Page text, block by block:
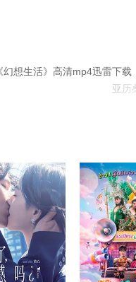
亚历
想生活》高清mp4迅雷下载